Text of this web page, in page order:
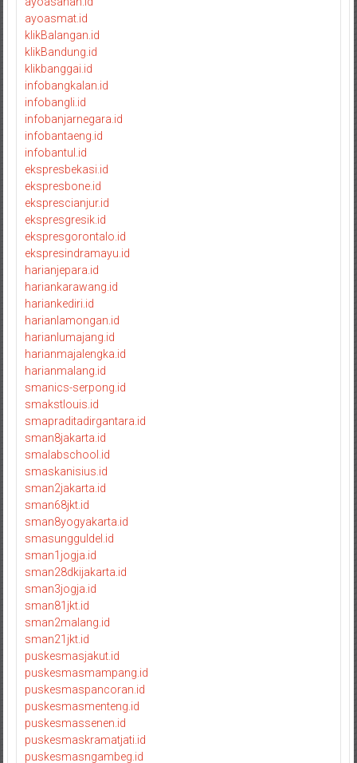
ayoasmat.id
klikBalangan.id
klikBandung.id
klikbanggai.id
infobangkalan.id
infobangli.id
infobanjarnegara.id
infobantaeng.id
infobantul.id
ekspresbekasi.id
ekspresbone.id
eksprescianjur.id
ekspresgresik.id
ekspresgorontalo.id
ekspresindramayu.id
harianjepara.id
hariankarawang.id
hariankediri.id
harianlamongan.id
harianlumajang.id
harianmajalengka.id
harianmalang.id
smanics-serpong.id
smakstlouis.id
smapraditadirgantara.id
sman8jakarta.id
smalabschool.id
smaskanisius.id
sman2jakarta.id
sman68jkt.id
sman8yogyakarta.id
smasungguldel.id
sman1jogja.id
sman28dkijakarta.id
sman3jogja.id
sman81jkt.id
sman2malang.id
sman21jkt.id
puskesmasjakut.id
puskesmasmampang.id
puskesmaspancoran.id
puskesmasmenteng.id
puskesmassenen.id
puskesmaskramatjati.id
puskesmasngambeg.id